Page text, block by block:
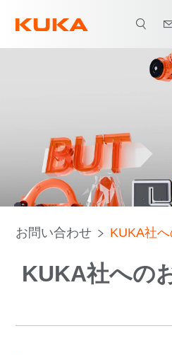
お問い合わせ KUKA社
KUKA社への